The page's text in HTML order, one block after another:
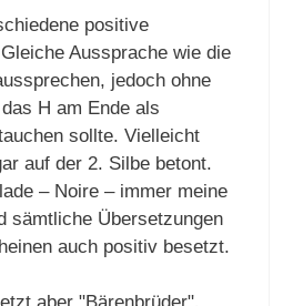
positive
Aussprache wie die
jedoch ohne
H am Ende als
sollte. Vielleicht
auf der 2. Silbe betont.
– Noire – immer meine
sämtliche Übersetzungen
auch positiv besetzt.